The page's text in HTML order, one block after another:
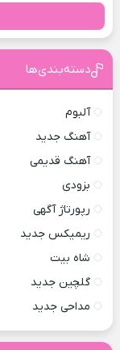
دسته‌بندی‌ها
آلبوم
آهنگ جدید
آهنگ قدیمی
بزودی
رپورتاژ آگهی
ریمیکس جدید
شاه بیت
گلچین جدید
مداحی جدید